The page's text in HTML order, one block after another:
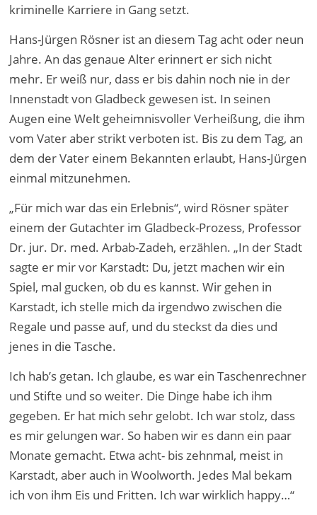
kriminelle Karriere in Gang setzt.
Hans-Jürgen Rösner ist an diesem Tag acht oder neun
Jahre. An das genaue Alter erinnert er sich nicht
mehr. Er weiß nur, dass er bis dahin noch nie in der
Innenstadt von Gladbeck gewesen ist. In seinen
Augen eine Welt geheimnisvoller Verheißung, die ihm
vom Vater aber strikt verboten ist. Bis zu dem Tag, an
dem der Vater einem Bekannten erlaubt, Hans-Jürgen
einmal mitzunehmen.
„Für mich war das ein Erlebnis“, wird Rösner später
einem der Gutachter im Gladbeck-Prozess, Professor
Dr. jur. Dr. med. Arbab-Zadeh, erzählen. „In der Stadt
sagte er mir vor Karstadt: Du, jetzt machen wir ein
Spiel, mal gucken, ob du es kannst. Wir gehen in
Karstadt, ich stelle mich da irgendwo zwischen die
Regale und passe auf, und du steckst da dies und
jenes in die Tasche.
Ich hab’s getan. Ich glaube, es war ein Taschenrechner
und Stifte und so weiter. Die Dinge habe ich ihm
gegeben. Er hat mich sehr gelobt. Ich war stolz, dass
es mir gelungen war. So haben wir es dann ein paar
Monate gemacht. Etwa acht- bis zehnmal, meist in
Karstadt, aber auch in Woolworth. Jedes Mal bekam
ich von ihm Eis und Fritten. Ich war wirklich happy…“